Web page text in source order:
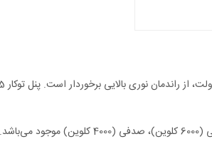
، آفتابی (3000 کلوین)، مهتابی